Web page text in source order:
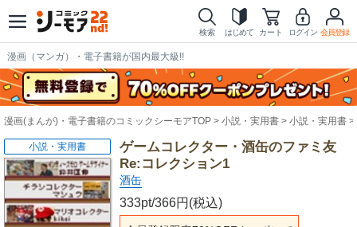
検索 はじめて カート ログイン 会員登録
漫画（マンガ）・電子書籍が国内最大級!!
漫画(まんが)・電子書籍のコミックシーモアTOP 小説・実用書 小説・実用書
ゲームコレクター・酒缶のファミ友
Re:コレクション1
酒缶
333pt/366円(税込)
小説・実用書